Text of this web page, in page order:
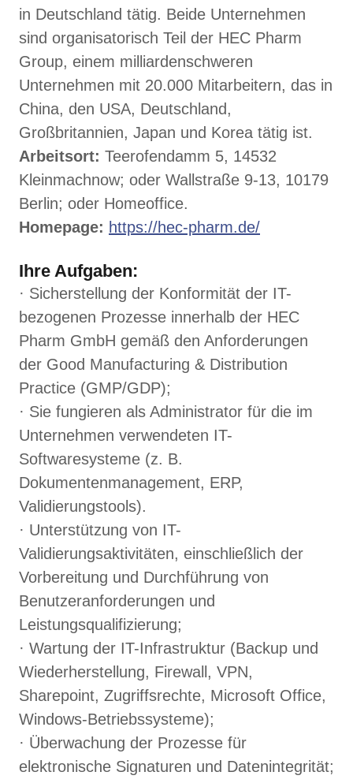
in Deutschland tätig. Beide Unternehmen
sind organisatorisch Teil der HEC Pharm
Group, einem milliardenschweren
Unternehmen mit 20.000 Mitarbeitern, das in
China, den USA, Deutschland,
Großbritannien, Japan und Korea tätig ist.
Arbeitsort: Teerofendamm 5, 14532
Kleinmachnow; oder Wallstraße 9-13, 10179
Berlin; oder Homeoffice.
Homepage: https://hec-pharm.de/
Ihre Aufgaben:
· Sicherstellung der Konformität der IT-
bezogenen Prozesse innerhalb der HEC
Pharm GmbH gemäß den Anforderungen
der Good Manufacturing & Distribution
Practice (GMP/GDP);
· Sie fungieren als Administrator für die im
Unternehmen verwendeten IT-
Softwaresysteme (z. B.
Dokumentenmanagement, ERP,
Validierungstools).
· Unterstützung von IT-
Validierungsaktivitäten, einschließlich der
Vorbereitung und Durchführung von
Benutzeranforderungen und
Leistungsqualifizierung;
· Wartung der IT-Infrastruktur (Backup und
Wiederherstellung, Firewall, VPN,
Sharepoint, Zugriffsrechte, Microsoft Office,
Windows-Betriebssysteme);
· Überwachung der Prozesse für
elektronische Signaturen und Datenintegrität;